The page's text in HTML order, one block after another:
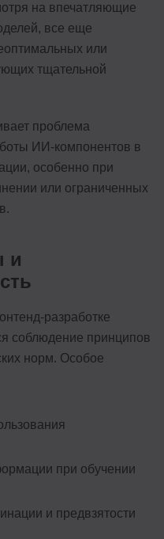
на впечатляющие
все еще
или
тщательной
проблема
ИИ-компонентов в
особенно при
или ограниченных
и
разработке
соблюдение принципов
норм. Особое
при обучении
и предвзятости